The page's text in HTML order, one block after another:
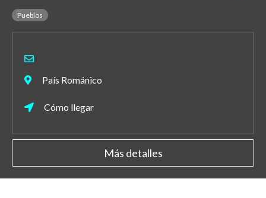
Pueblos
País Románico
Cómo llegar
Más detalles